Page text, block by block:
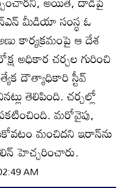
మీడియా సంస్థ ఓ
కార్యక్రమంపై ఆ దేశ
అధికార చర్చల గురించి
దౌత్యాధికారి స్టీవ్‌
తెలిపింది. చర్చల్లో
మరోవైపు,
మంచిదని ఇరాన్‌ను
హెచ్చరించారు.
AM